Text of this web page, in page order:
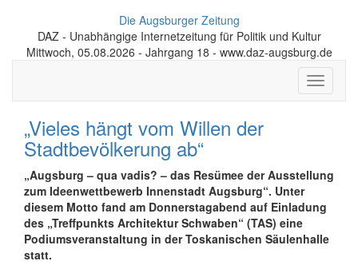
Die Augsburger Zeitung
DAZ - Unabhängige Internetzeitung für Politik und Kultur
Mittwoch, 05.08.2026 - Jahrgang 18 - www.daz-augsburg.de
Toggle
„Vieles hängt vom Willen der
Stadtbevölkerung ab“
„Augsburg – qua vadis? – das Resümee der Ausstellung
zum Ideenwettbewerb Innenstadt Augsburg“. Unter
diesem Motto fand am Donnerstagabend auf Einladung
des „Treffpunkts Architektur Schwaben“ (TAS) eine
Podiumsveranstaltung in der Toskanischen Säulenhalle
statt.